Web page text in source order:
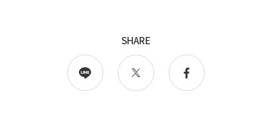
SHARE